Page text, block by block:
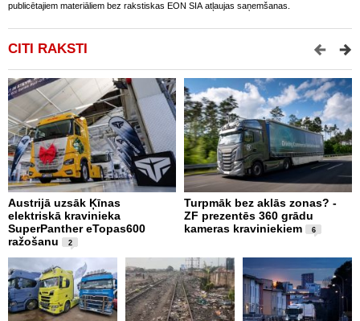
publicētajiem materiāliem bez rakstiskas EON SIA atļaujas saņemšanas.
CITI RAKSTI
Austrijā uzsāk Ķīnas
elektriskā kravinieka
SuperPanther eTopas600
ražošanu
2
Turpmāk bez aklās zonas? -
ZF prezentēs 360 grādu
kameras kraviniekiem
6